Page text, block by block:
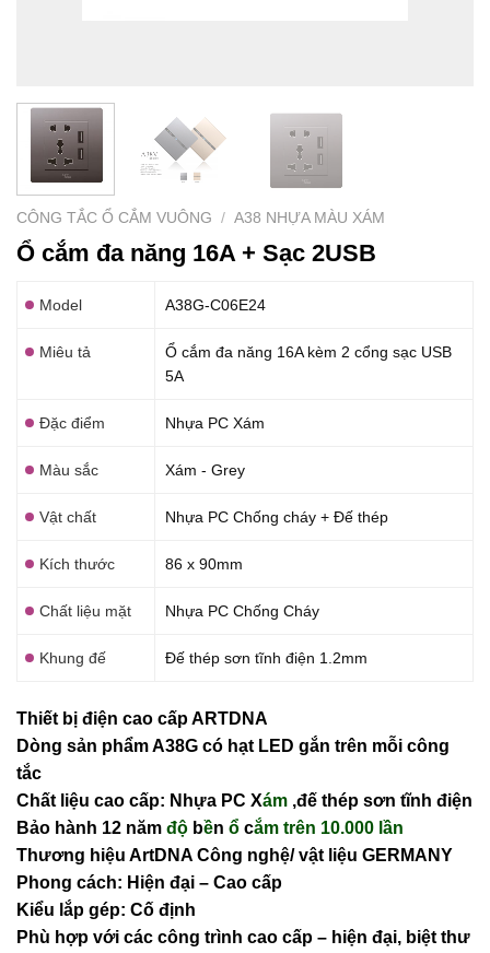
CÔNG TẮC Ổ CẮM VUÔNG / A38 NHỰA MÀU XÁM
Ổ cắm đa năng 16A + Sạc 2USB
Model A38G-C06E24
Miêu tả
Ổ cắm đa năng 16A kèm 2 cổng sạc USB
5A
Đặc điểm Nhựa PC Xám
Màu sắc Xám - Grey
Vật chất Nhựa PC Chống cháy + Đế thép
Kích thước 86 x 90mm
Chất liệu mặt Nhựa PC Chống Cháy
Khung đế Đế thép sơn tĩnh điện 1.2mm
Thiết bị điện cao cấp ARTDNA
Dòng sản phẩm A38G có hạt LED gắn trên mỗi công
tắc
Chất liệu cao cấp: Nhựa PC Xám ,đế thép sơn tĩnh điện
Bảo hành 12 năm độ bền ổ cắm trên 10.000 lần
Thương hiệu ArtDNA Công nghệ/ vật liệu GERMANY
Phong cách: Hiện đại – Cao cấp
Kiểu lắp gép: Cố định
Phù hợp với các công trình cao cấp – hiện đại, biệt thư